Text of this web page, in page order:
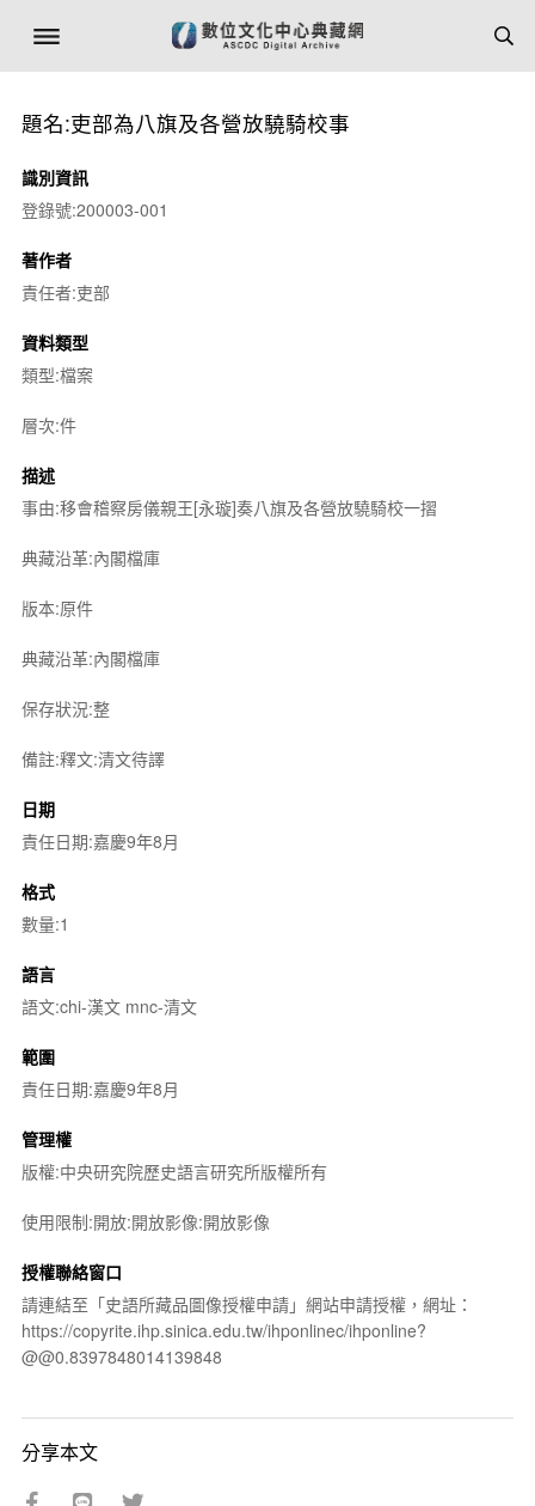
題名:吏部為八旗及各營放驍騎校事
識別資訊
登錄號:200003-001
著作者
責任者:吏部
資料類型
類型:檔案
層次:件
描述
事由:移會稽察房儀親王[永璇]奏八旗及各營放驍騎校一摺
典藏沿革:內閣檔庫
版本:原件
典藏沿革:內閣檔庫
保存狀況:整
備註:釋文:清文待譯
日期
責任日期:嘉慶9年8月
格式
數量:1
語言
語文:chi-漢文 mnc-清文
範圍
責任日期:嘉慶9年8月
管理權
版權:中央研究院歷史語言研究所版權所有
使用限制:開放:開放影像:開放影像
授權聯絡窗口
請連結至「史語所藏品圖像授權申請」網站申請授權，網址：
https://copyrite.ihp.sinica.edu.tw/ihponlinec/ihponline?
@@0.8397848014139848
分享本文